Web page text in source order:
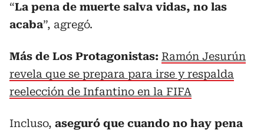
“La pena de muerte salva vidas, no las
acaba”, agregó.
Más de Los Protagonistas: Ramón Jesurún
revela que se prepara para irse y respalda
reelección de Infantino en la FIFA
Incluso, aseguró que cuando no hay pena